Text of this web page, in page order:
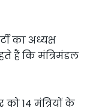
का अध्यक्ष
हैं कि मंत्रिमंडल
14 मंत्रियों के